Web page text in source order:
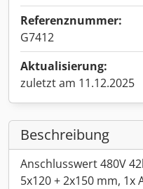
Referenznummer:
G7412
Aktualisierung:
zuletzt am 11.12.2025
Beschreibung
Anschlusswert 480V
5x120 + 2x150 mm, 1x